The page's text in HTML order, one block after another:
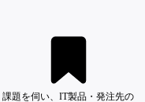
課題を伺い、IT製品・発注先の